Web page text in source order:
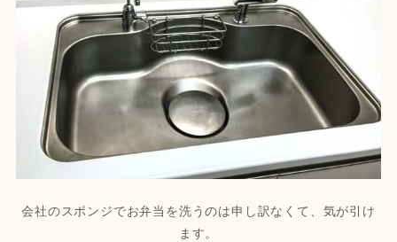
会社のスポンジでお弁当を洗うのは申し訳なくて、気が引け
ます。